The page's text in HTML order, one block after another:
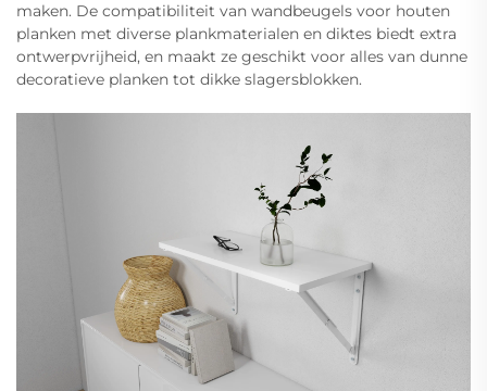
maken. De compatibiliteit van wandbeugels voor houten
planken met diverse plankmaterialen en diktes biedt extra
ontwerpvrijheid, en maakt ze geschikt voor alles van dunne
decoratieve planken tot dikke slagersblokken.